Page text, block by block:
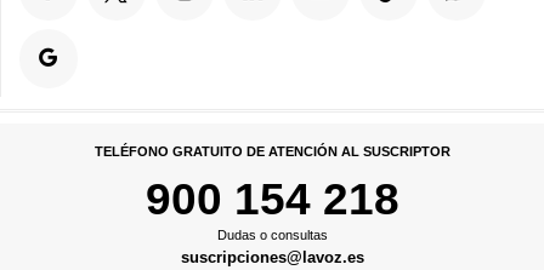
TELÉFONO GRATUITO DE ATENCIÓN AL SUSCRIPTOR
900 154 218
Dudas o consultas
suscripciones@lavoz.es